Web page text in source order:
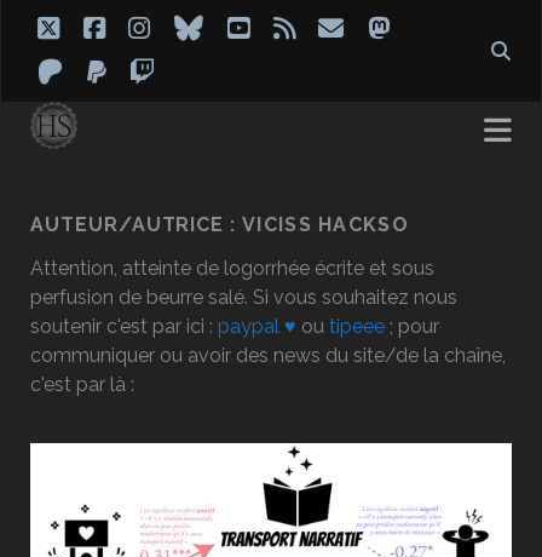
twitterfacebook
instagram
blueskyyoutube
rss emailmastodon
patreon
paypal
AUTEUR/AUTRICE :VICISS HACKSO
Attention, atteinte de logorrhée écrite et sous
perfusion de beurre salé. Si vous souhaitez nous
soutenir c'est par ici : paypal ♥ ou tipeee ; pour
communiquer ou avoir des news du site/de la chaîne,
c'est par là :